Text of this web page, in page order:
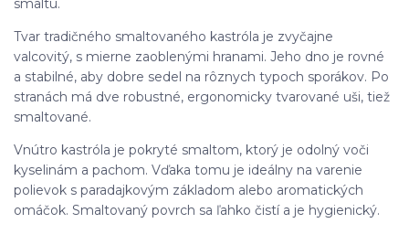
smaltu.
Tvar tradičného smaltovaného kastróla je zvyčajne
valcovitý, s mierne zaoblenými hranami. Jeho dno je rovné
a stabilné, aby dobre sedel na rôznych typoch sporákov. Po
stranách má dve robustné, ergonomicky tvarované uši, tiež
smaltované.
Vnútro kastróla je pokryté smaltom, ktorý je odolný voči
kyselinám a pachom. Vďaka tomu je ideálny na varenie
polievok s paradajkovým základom alebo aromatických
omáčok. Smaltovaný povrch sa ľahko čistí a je hygienický.